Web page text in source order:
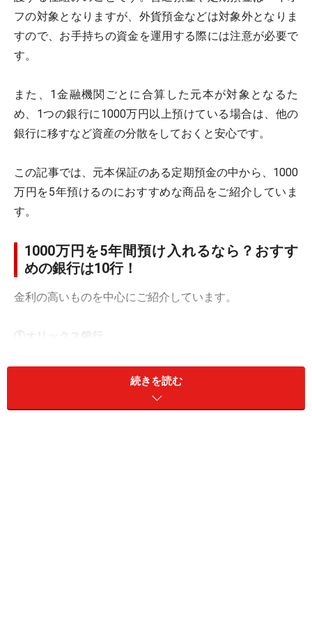
フの対象となりますが、外貨預金などは対象外となりま
すので、お手持ちの資金を運用する際には注意が必要で
す。
また、1金融機関ごとに合算した元本が対象となるた
め、1つの銀行に1000万円以上預けている場合は、他の
銀行に移すなど資産の分散をしておくと安心です。
この記事では、元本保証のある定期預金の中から、1000
万円を5年預けるのにおすすめな商品をご紹介していま
す。
1000万円を5年間預け入れるなら？おすす
めの銀行は10行！
金利の高いものを中心にご紹介しています。
①オリックス銀行
●預入期間：5年
続きを読む